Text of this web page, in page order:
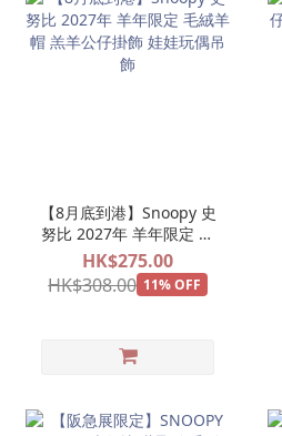
【8月底到港】Snoopy 史
努比 2027年 羊年限定 毛
絨羊帽 羔羊公仔掛飾 娃娃
玩偶吊飾
HK$275.00
HK$308.00 11% OFF